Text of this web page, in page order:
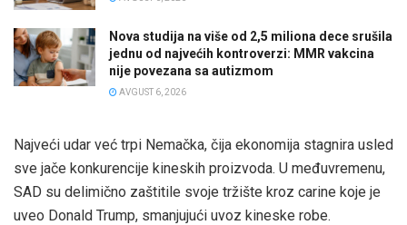
Nova studija na više od 2,5 miliona dece srušila
jednu od najvećih kontroverzi: MMR vakcina
nije povezana sa autizmom
AVGUST 6, 2026
Najveći udar već trpi Nemačka, čija ekonomija stagnira usled
sve jače konkurencije kineskih proizvoda. U međuvremenu,
SAD su delimično zaštitile svoje tržište kroz carine koje je
uveo Donald Trump, smanjujući uvoz kineske robe.